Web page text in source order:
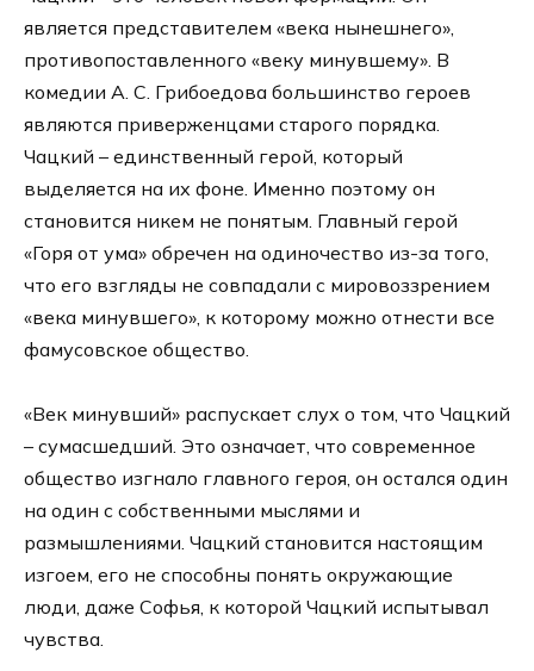
является представителем «века нынешнего»,
противопоставленного «веку минувшему». В
комедии А. С. Грибоедова большинство героев
являются приверженцами старого порядка.
Чацкий – единственный герой, который
выделяется на их фоне. Именно поэтому он
становится никем не понятым. Главный герой
«Горя от ума» обречен на одиночество из-за того,
что его взгляды не совпадали с мировоззрением
«века минувшего», к которому можно отнести все
фамусовское общество.
«Век минувший» распускает слух о том, что Чацкий
– сумасшедший. Это означает, что современное
общество изгнало главного героя, он остался один
на один с собственными мыслями и
размышлениями. Чацкий становится настоящим
изгоем, его не способны понять окружающие
люди, даже Софья, к которой Чацкий испытывал
чувства.